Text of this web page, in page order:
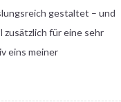
gestaltet – und
zusätzlich für eine sehr
eins meiner